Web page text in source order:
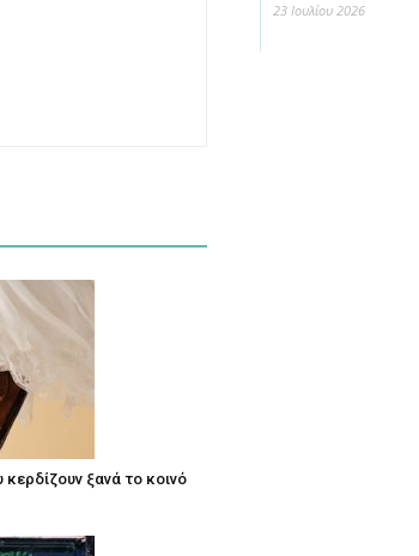
ξανά το κοινό
23 Ιουλίου 2026